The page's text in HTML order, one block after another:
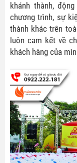
khánh thành,
chương trình, sự
thành khác trên
luôn cam kết về
khách hàng của